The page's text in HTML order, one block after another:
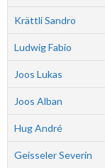
Krättli Sandro
Ludwig Fabio
Joos Lukas
Joos Alban
Hug André
Geisseler Severin